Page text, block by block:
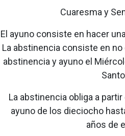
Cuaresma y
El ayuno consiste en hacer
La abstinencia consiste en
abstinencia y ayuno el
La abstinencia obliga a
ayuno de los dieciocho
años de